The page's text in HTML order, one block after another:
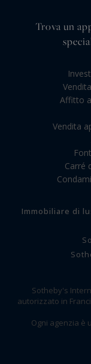
Trova un
Affitto
Vendita
Carré
Immobiliare di
Sotheby's
autorizzato in
Ogni agenzia è